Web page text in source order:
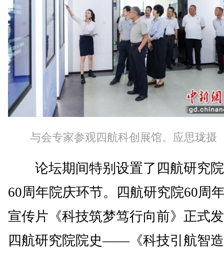
与会专家参观四航科创展馆。应思珑摄
论坛期间特别设置了四航研究
60周年院庆环节。四航研究院60周
宣传片《科技筑梦笃行向前》正式
四航研究院院史——《科技引航智